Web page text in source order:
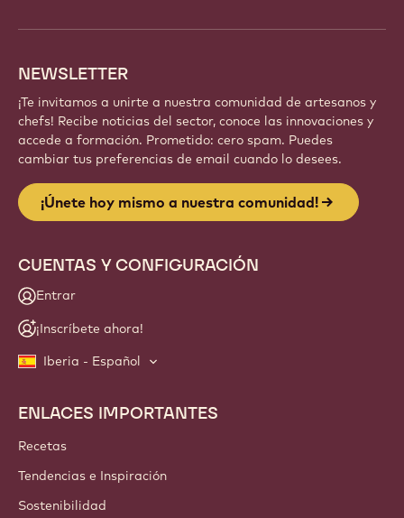
NEWSLETTER
¡Te invitamos a unirte a nuestra comunidad de artesanos y
chefs! Recibe noticias del sector, conoce las innovaciones y
accede a formación. Prometido: cero spam. Puedes
cambiar tus preferencias de email cuando lo desees.
¡Únete hoy mismo a nuestra comunidad!
CUENTAS Y CONFIGURACIÓN
Entrar
¡Inscríbete ahora!
Iberia - Español
Footer
Callebaut
ENLACES IMPORTANTES
Recetas
Tendencias e Inspiración
Sostenibilidad